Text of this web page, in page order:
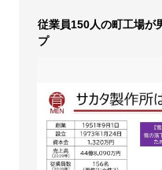
従業員150人の町工場が
プ